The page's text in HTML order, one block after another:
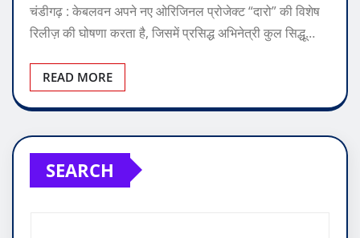
चंडीगढ़ : केबलवन अपने नए ओरिजिनल प्रोजेक्ट “दारो” की विशेष
रिलीज़ की घोषणा करता है, जिसमें प्रसिद्ध अभिनेत्री कुल सिद्धू…
READ MORE
SEARCH